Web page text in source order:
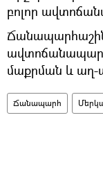
բոլոր
մաքրման և
Ճանապարհ